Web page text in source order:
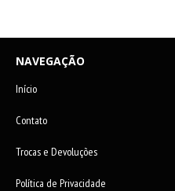
NAVEGAÇÃO
Início
Contato
Trocas e Devoluções
Política de Privacidade